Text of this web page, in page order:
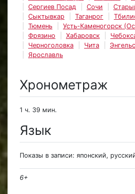
Сергиев Посад
Сочи
Сыктывкар
Таганрог
Тюмень
Усть-Каменогорск
Фрязино
Хабаровск
Черноголовка
Чита Энгельс
Ярославль
Хронометраж
1 ч. 39 мин.
Язык
Показы в записи: японский,
6+